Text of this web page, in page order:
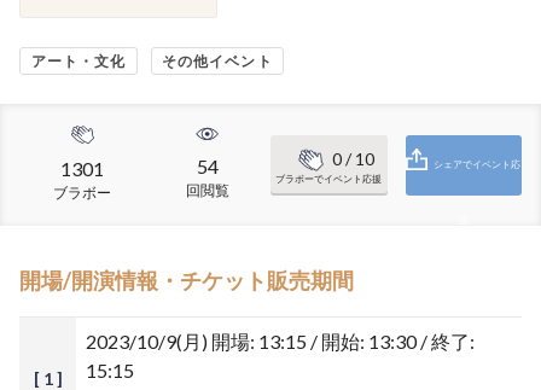
アート・文化 その他イベント
1301
ブラボー
54
回閲覧
0/ 10
ブラボーでイベント応援
シェアでイベント応
開場/開演情報・チケット販売期間
[ 1 ]
2023/10/9(月) 開場: 13:15 / 開始: 13:30 / 終了:
15:15